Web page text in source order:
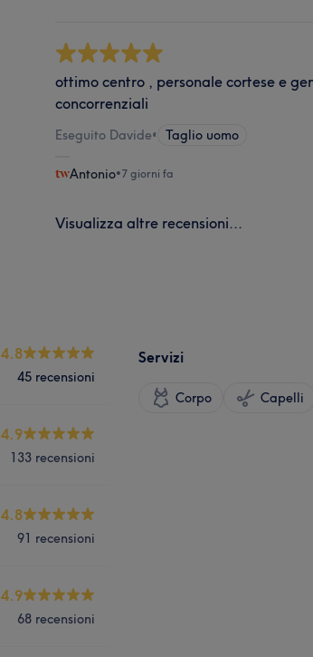
ottimo centro , personale cortese e
concorrenziali
Eseguito Davide• Taglio uomo
Antonio•7 giorni fa
Visualizza altre recensioni...
4.8
45 recensioni
4.9
133 recensioni
4.8
91 recensioni
4.9
68 recensioni
Servizi
Corpo Capelli